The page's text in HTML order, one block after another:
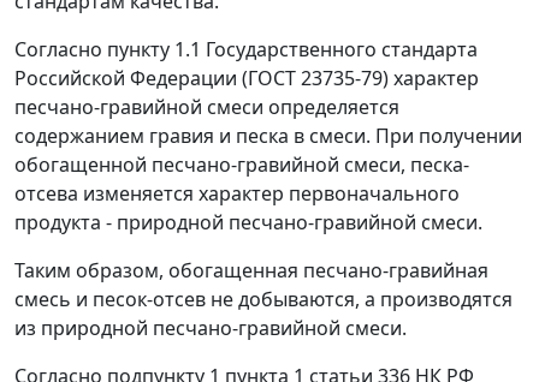
Согласно пункту 1.1 Государственного стандарта
Российской Федерации (ГОСТ 23735-79) характер
песчано-гравийной смеси определяется
содержанием гравия и песка в смеси. При получении
обогащенной песчано-гравийной смеси, песка-
отсева изменяется характер первоначального
продукта - природной песчано-гравийной смеси.
Таким образом, обогащенная песчано-гравийная
смесь и песок-отсев не добываются, а производятся
из природной песчано-гравийной смеси.
Согласно подпункту 1 пункта 1 статьи 336 НК РФ